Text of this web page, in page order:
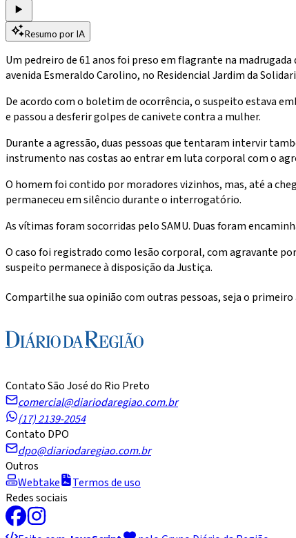
Resumo por IA
Um pedreiro de 61 anos foi preso em flagrante na
avenida Esmeraldo Carolino, no Residencial Jardim da
De acordo com o boletim de ocorrência, o suspeito estava
e passou a desferir golpes de canivete contra a mulher.
Durante a agressão, duas pessoas que tentaram intervir
instrumento nas costas ao entrar em luta corporal com o
O homem foi contido por moradores vizinhos, mas, até a
permaneceu em silêncio durante o interrogatório.
As vítimas foram socorridas pelo SAMU. Duas foram
O caso foi registrado como lesão corporal, com agravante
suspeito permanece à disposição da Justiça.
Compartilhe sua opinião com outras pessoas, seja o
Contato São José do Rio Preto
comercial@diariodaregiao.com.br
(17) 2139-2054
Contato DPO
dpo@diariodaregiao.com.br
Outros
Webtake
Termos de uso
Redes sociais